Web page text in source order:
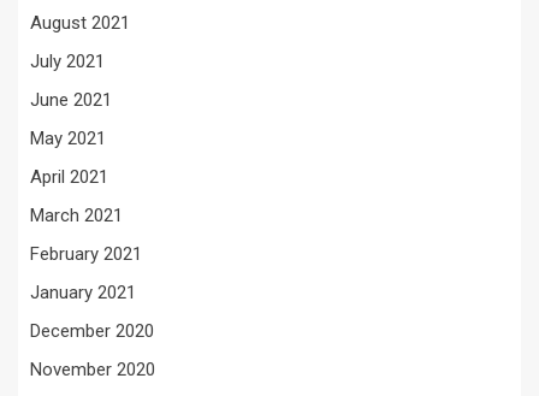
August 2021
July 2021
June 2021
May 2021
April 2021
March 2021
February 2021
January 2021
December 2020
November 2020